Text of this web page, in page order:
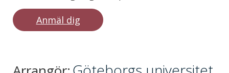
Anmäl dig